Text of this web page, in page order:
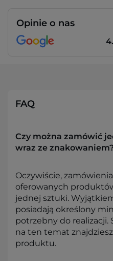
Opinie o nas
FAQ
Czy można zamówić
wraz ze
Oczywiście,
oferowanych
jednej sztuki.
posiadają określony
potrzebny do realizacji.
na ten temat
produktu.